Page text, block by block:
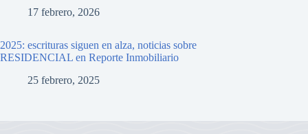
17 febrero, 2026
2025: escrituras siguen en alza, noticias sobre
RESIDENCIAL en Reporte Inmobiliario
25 febrero, 2025